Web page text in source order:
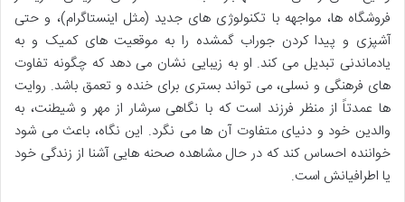
فروشگاه ها، مواجهه با تکنولوژی های جدید (مثل اینستاگرام)، و حتی
آشپزی و پیدا کردن جوراب گمشده را به موقعیت های کمیک و به
یادماندنی تبدیل می کند. او به زیبایی نشان می دهد که چگونه تفاوت
های فرهنگی و نسلی، می تواند بستری برای خنده و تعمق باشد. روایت
ها عمدتاً از منظر فرزند است که با نگاهی سرشار از مهر و شیطنت، به
والدین خود و دنیای متفاوت آن ها می نگرد. این نگاه، باعث می شود
خواننده احساس کند که در حال مشاهده صحنه هایی آشنا از زندگی خود
یا اطرافیانش است.